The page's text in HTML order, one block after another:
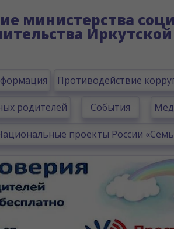
министерства
Противодействие
родителей События
проекты России